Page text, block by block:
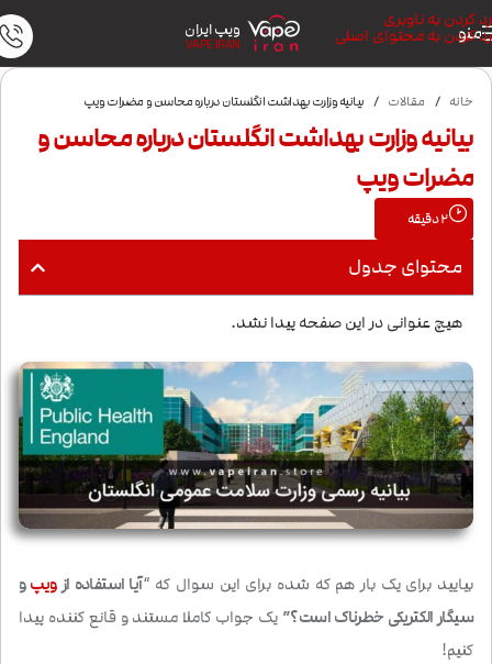
رد کردن به ناوبری
رد کردن به محتوای اصلی
منو ویپ ایران
VAPE IRAN
خانه / مقالات / بیانیه وزارت بهداشت انگلستان درباره محاسن و مضرات ویپ
بیانیه وزارت بهداشت انگلستان درباره محاسن و
مضرات ویپ
2دقیقه
محتوای جدول
هیچ عنوانی در این صفحه پیدا نشد.
بیایید برای یک بار هم که شده برای این سوال که “آیا استفاده ازویپو
سیگار الکتریکی خطرناک است؟” یک جواب کاملا مستند و قانع کننده پیدا
کنیم!